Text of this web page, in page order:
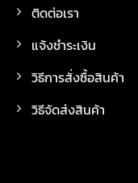
ติดต่อเรา
แจ้งชำระเงิน
วิธีการสั่งซื้อสินค้า
วิธีจัดส่งสินค้า